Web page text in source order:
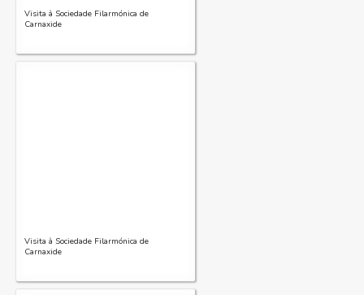
Visita à Sociedade Filarmónica de
Carnaxide
Visita à Sociedade Filarmónica de
Carnaxide